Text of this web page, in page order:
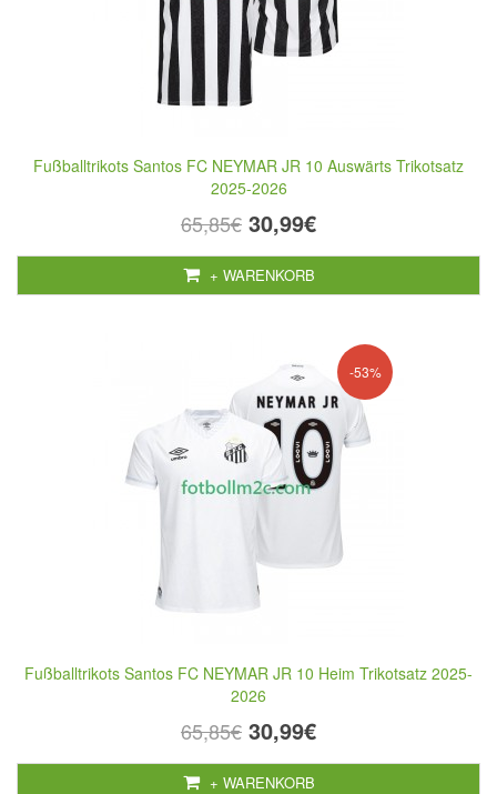
Fußballtrikots Santos FC NEYMAR JR 10 Auswärts Trikotsatz
2025-2026
65,85€ 30,99€
+ WARENKORB
-53%
Fußballtrikots Santos FC NEYMAR JR 10 Heim Trikotsatz 2025-
2026
65,85€ 30,99€
+ WARENKORB